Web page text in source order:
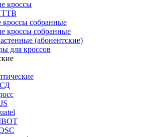
кроссы
кроссы собранные
кроссы собранные
(абонентские)
для кроссов